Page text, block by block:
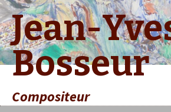
Jean-
Bosseur
Compositeur